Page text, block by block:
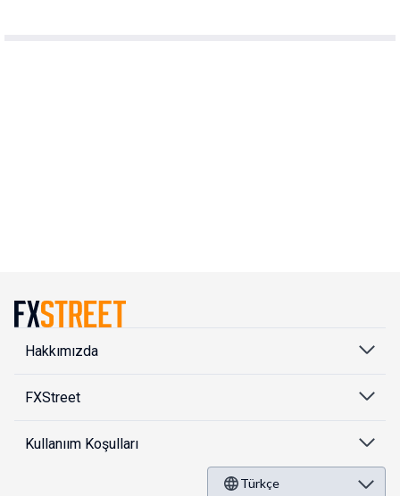
Hakkımızda
FXStreet
Kullanıım Koşulları
Türkçe